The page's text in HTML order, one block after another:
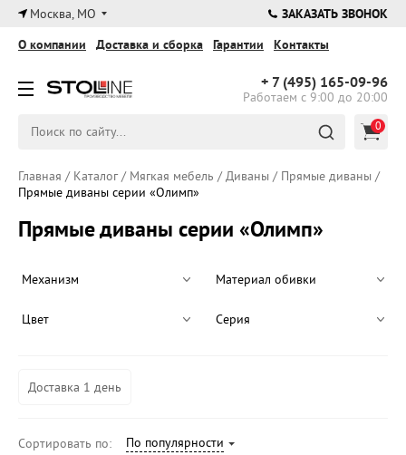
×
Москва, МО ЗАКАЗАТЬ ЗВОНОК
+ 7 (495) 165-09-96
Работаем с 9:00 до 20:00
О компании Доставка и сборка Гарантии Контакты
0
Главная / Каталог/ Мягкая мебель /Диваны / Прямые диваны /
Прямые диваны серии «Олимп»
Прямые диваны серии «Олимп»
Механизм Материал обивки
Цвет Серия
Доставка 1 день
Сортировать по: По популярности